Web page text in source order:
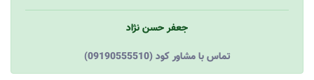
جعفر حسن نژاد
(09190555510) تماس با مشاور کود